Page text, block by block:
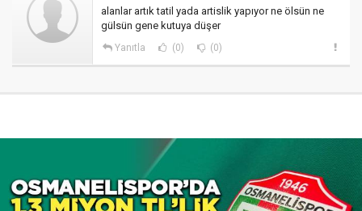
alanlar artık tatil yada artislik yapıyor ne ölsün ne
gülsün gene kutuya düşer
Yanıtla (0) (0)